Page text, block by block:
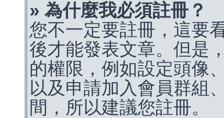
» 為什麼我必須註冊？
您不一定要註冊，這要
後才能發表文章。但是
的權限，例如設定頭像
以及申請加入會員群組
間，所以建議您註冊。